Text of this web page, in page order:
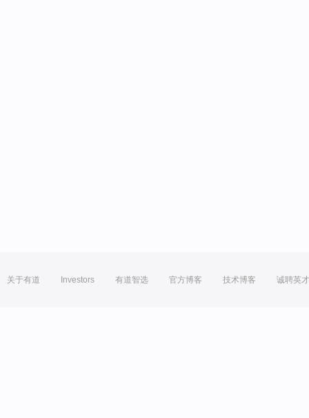
关于有道 Investors 有道智选 官方博客 技术博客 诚聘英才